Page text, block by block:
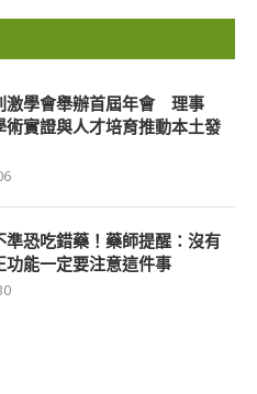
激學會舉辦首屆年會 理事
術實證與人才培育推動本土發
準恐吃錯藥！藥師提醒：沒有
功能一定要注意這件事